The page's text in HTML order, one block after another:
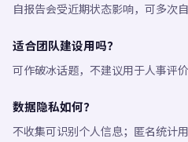
自报告会受近期状态影响，可多次
适合团队建设用吗？
可作破冰话题，不建议用于人事评价
数据隐私如何？
不收集可识别个人信息；匿名统计